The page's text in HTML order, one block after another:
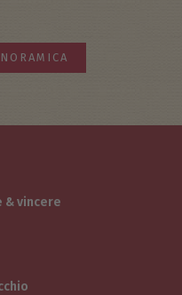
& vincere